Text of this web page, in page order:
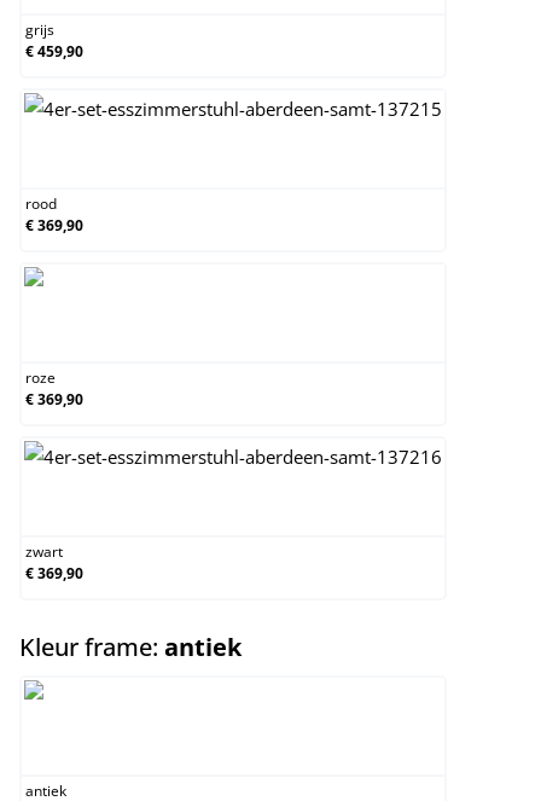
grijs
€ 459,90
rood
€ 369,90
roze
€ 369,90
zwart
€ 369,90
Kleur frame: antiekselect
antiek